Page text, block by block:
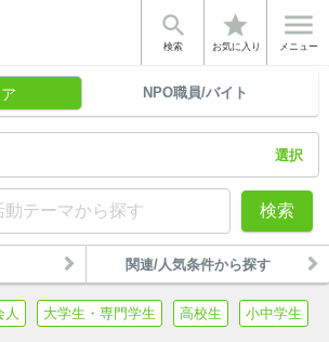

検索
star
お気に入り

メニュー
NPO職員/バイト
選択
検索
関連/人気条件から探す
人 大学生・専門学生 高校生 小中学生